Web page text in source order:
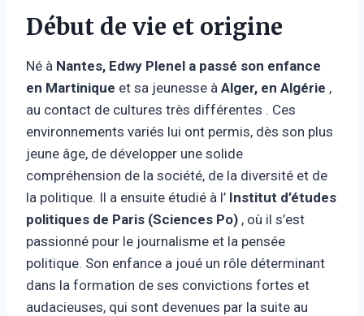
Début de vie et origine
Né à Nantes, Edwy Plenel a passé son enfance
en Martinique et sa jeunesse à Alger, en Algérie ,
au contact de cultures très différentes . Ces
environnements variés lui ont permis, dès son plus
jeune âge, de développer une solide
compréhension de la société, de la diversité et de
la politique. Il a ensuite étudié à l’ Institut d’études
politiques de Paris (Sciences Po) , où il s’est
passionné pour le journalisme et la pensée
politique. Son enfance a joué un rôle déterminant
dans la formation de ses convictions fortes et
audacieuses, qui sont devenues par la suite au